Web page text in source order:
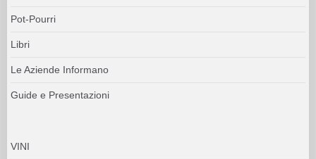
Pot-Pourri
Libri
Le Aziende Informano
Guide e Presentazioni
VINI